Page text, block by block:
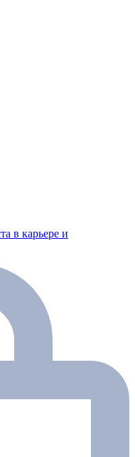
в карьере и